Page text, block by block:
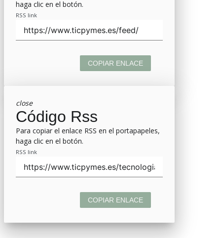
haga clic en el botón.
RSS link
COPIAR ENLACE
close
Código Rss
Para copiar el enlace RSS en el portapapeles,
haga clic en el botón.
RSS link
COPIAR ENLACE